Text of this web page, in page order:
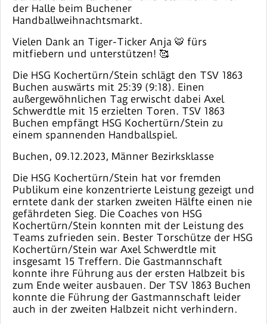
der Halle beim Buchener
Handballweihnachtsmarkt.
Vielen Dank an Tiger-Ticker Anja 🐯 fürs
mitfiebern und unterstützen! 🥰
Die HSG Kochertürn/Stein schlägt den TSV 1863
Buchen auswärts mit 25:39 (9:18). Einen
außergewöhnlichen Tag erwischt dabei Axel
Schwerdtle mit 15 erzielten Toren. TSV 1863
Buchen empfängt HSG Kochertürn/Stein zu
einem spannenden Handballspiel.
Buchen, 09.12.2023, Männer Bezirksklasse
Die HSG Kochertürn/Stein hat vor fremden
Publikum eine konzentrierte Leistung gezeigt und
erntete dank der starken zweiten Hälfte einen nie
gefährdeten Sieg. Die Coaches von HSG
Kochertürn/Stein konnten mit der Leistung des
Teams zufrieden sein. Bester Torschütze der HSG
Kochertürn/Stein war Axel Schwerdtle mit
insgesamt 15 Treffern. Die Gastmannschaft
konnte ihre Führung aus der ersten Halbzeit bis
zum Ende weiter ausbauen. Der TSV 1863 Buchen
konnte die Führung der Gastmannschaft leider
auch in der zweiten Halbzeit nicht verhindern.